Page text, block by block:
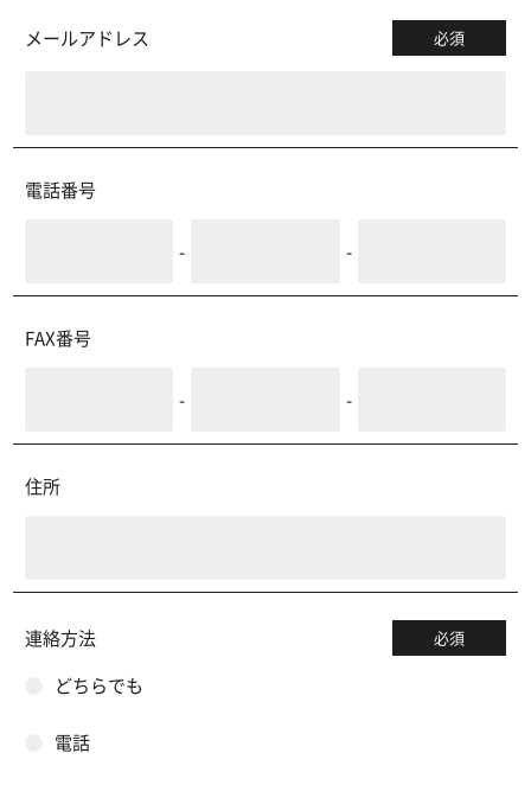
メールアドレス 必須
電話番号
- -
FAX番号
- -
住所
連絡方法 必須
どちらでも
電話